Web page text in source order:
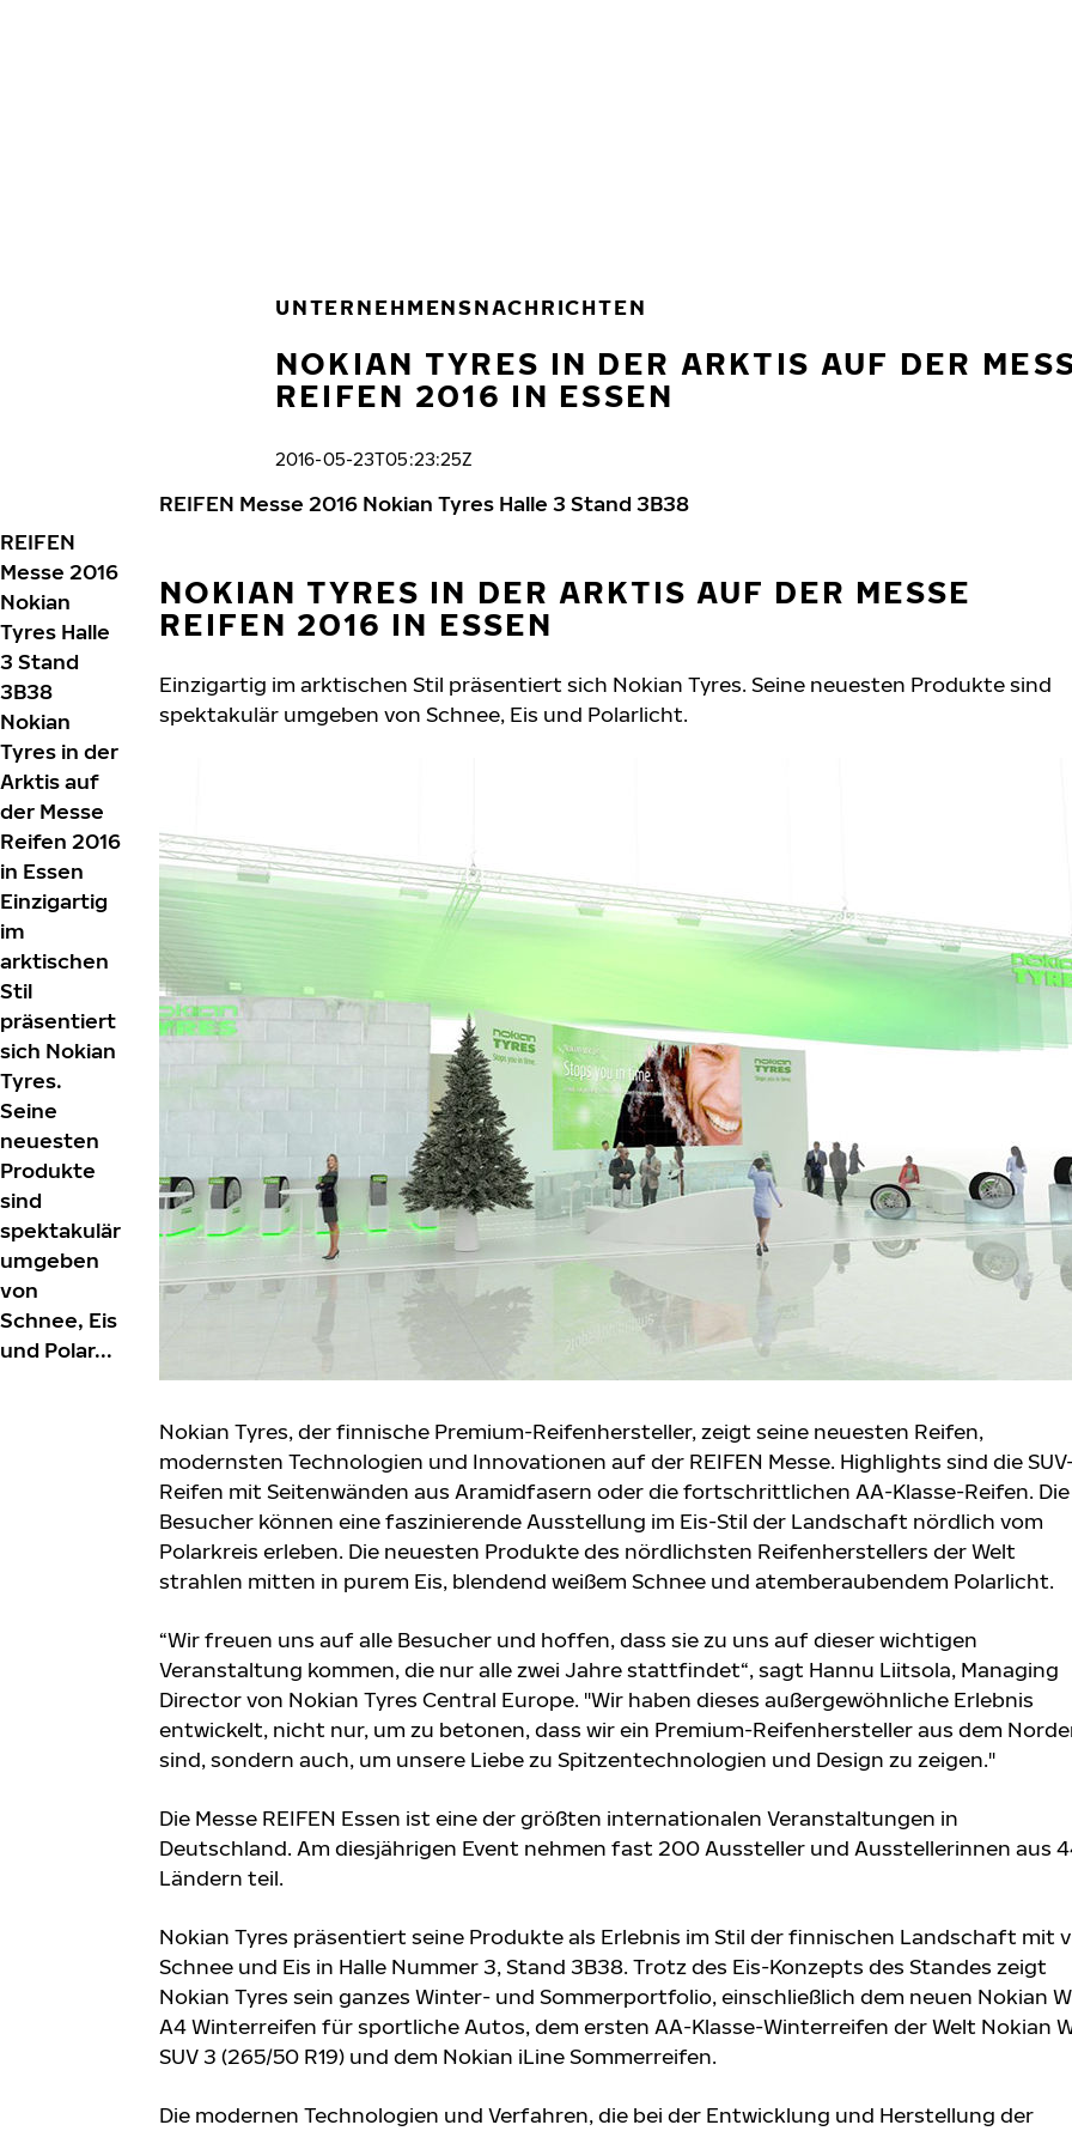
UNTERNEHMENSNACHRICHTEN
NOKIAN TYRES IN DER ARKTIS AUF DER
REIFEN 2016 IN ESSEN
2016-05-23T05:23:25Z
REIFEN
Messe 2016
Nokian
Tyres Halle
3 Stand
3B38
Nokian
Tyres in der
Arktis auf
der Messe
Reifen 2016
in Essen
Einzigartig
im
arktischen
Stil
präsentiert
sich Nokian
Tyres.
Seine
neuesten
Produkte
sind
spektakulär
umgeben
von
Schnee, Eis
und Polar...
REIFEN Messe 2016 Nokian Tyres Halle 3 Stand 3B38
NOKIAN TYRES IN DER ARKTIS AUF DER MESSE
REIFEN 2016 IN ESSEN
Einzigartig im arktischen Stil präsentiert sich Nokian Tyres. Seine neuesten Produkte sind
spektakulär umgeben von Schnee, Eis und Polarlicht.
Nokian Tyres, der finnische Premium-Reifenhersteller, zeigt seine neuesten Reifen,
modernsten Technologien und Innovationen auf der REIFEN Messe. Highlights sind die
Reifen mit Seitenwänden aus Aramidfasern oder die fortschrittlichen AA-Klasse-Reifen. Die
Besucher können eine faszinierende Ausstellung im Eis-Stil der Landschaft nördlich vom
Polarkreis erleben. Die neuesten Produkte des nördlichsten Reifenherstellers der Welt
strahlen mitten in purem Eis, blendend weißem Schnee und atemberaubendem Polarlicht.
“Wir freuen uns auf alle Besucher und hoffen, dass sie zu uns auf dieser wichtigen
Veranstaltung kommen, die nur alle zwei Jahre stattfindet“, sagt Hannu Liitsola, Managing
Director von Nokian Tyres Central Europe. "Wir haben dieses außergewöhnliche Erlebnis
entwickelt, nicht nur, um zu betonen, dass wir ein Premium-Reifenhersteller aus dem
sind, sondern auch, um unsere Liebe zu Spitzentechnologien und Design zu zeigen."
Die Messe REIFEN Essen ist eine der größten internationalen Veranstaltungen in
Deutschland. Am diesjährigen Event nehmen fast 200 Aussteller und Ausstellerinnen aus
Ländern teil.
Nokian Tyres präsentiert seine Produkte als Erlebnis im Stil der finnischen Landschaft mit
Schnee und Eis in Halle Nummer 3, Stand 3B38. Trotz des Eis-Konzepts des Standes zeigt
Nokian Tyres sein ganzes Winter- und Sommerportfolio, einschließlich dem neuen Nokian
A4 Winterreifen für sportliche Autos, dem ersten AA-Klasse-Winterreifen der Welt Nokian
SUV 3 (265/50 R19) und dem Nokian iLine Sommerreifen.
Die modernen Technologien und Verfahren, die bei der Entwicklung und Herstellung der